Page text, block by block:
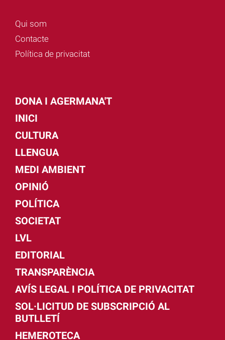
Qui som
Contacte
Política de privacitat
DONA I AGERMANA'T
INICI
CULTURA
LLENGUA
MEDI AMBIENT
OPINIÓ
POLÍTICA
SOCIETAT
LVL
EDITORIAL
TRANSPARÈNCIA
AVÍS LEGAL I POLÍTICA DE PRIVACITAT
SOL·LICITUD DE SUBSCRIPCIÓ AL
BUTLLETÍ
HEMEROTECA